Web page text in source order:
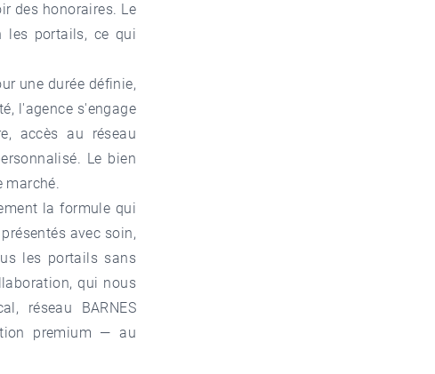
des honoraires. Le
les portails, ce qui
une durée définie,
l'agence s'engage
accès au réseau
Le bien
marché.
la formule qui
avec soin,
les portails sans
qui nous
réseau BARNES
premium — au